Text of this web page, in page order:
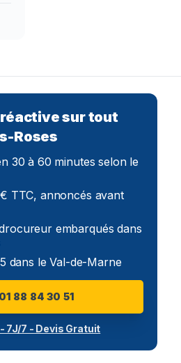
sur tout
Roses
30 à 60 minutes selon le
TTC, annoncés avant
embarqués dans
dans le Val-de-Marne
01 88 84 30 51
7J/7 - Devis Gratuit